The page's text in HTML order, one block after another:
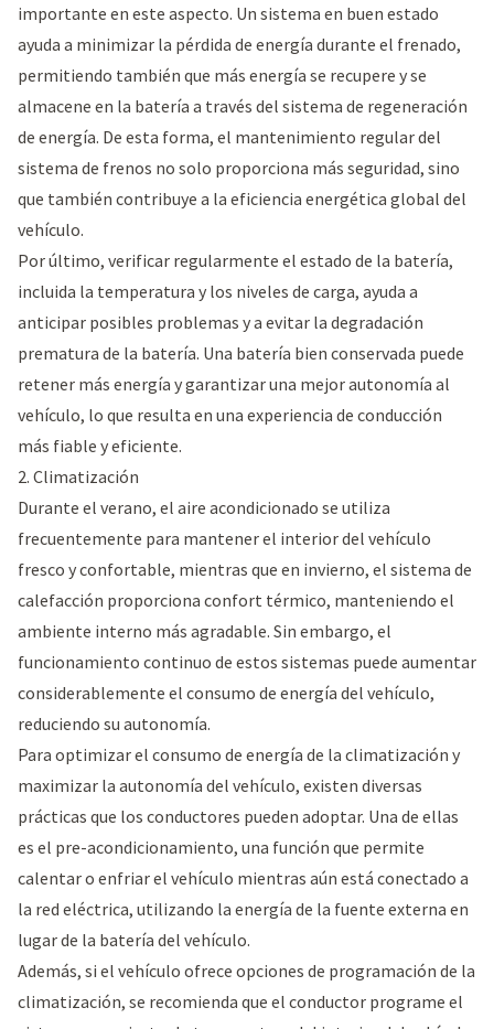
importante en este aspecto. Un sistema en buen estado
ayuda a minimizar la pérdida de energía durante el frenado,
permitiendo también que más energía se recupere y se
almacene en la batería a través del sistema de regeneración
de energía. De esta forma, el mantenimiento regular del
sistema de frenos no solo proporciona más seguridad, sino
que también contribuye a la eficiencia energética global del
vehículo.
Por último, verificar regularmente el estado de la batería,
incluida la temperatura y los niveles de carga, ayuda a
anticipar posibles problemas y a evitar la degradación
prematura de la batería. Una batería bien conservada puede
retener más energía y garantizar una mejor autonomía al
vehículo, lo que resulta en una experiencia de conducción
más fiable y eficiente.
2. Climatización
Durante el verano, el aire acondicionado se utiliza
frecuentemente para mantener el interior del vehículo
fresco y confortable, mientras que en invierno, el sistema de
calefacción proporciona confort térmico, manteniendo el
ambiente interno más agradable. Sin embargo, el
funcionamiento continuo de estos sistemas puede aumentar
considerablemente el consumo de energía del vehículo,
reduciendo su autonomía.
Para optimizar el consumo de energía de la climatización y
maximizar la autonomía del vehículo, existen diversas
prácticas que los conductores pueden adoptar. Una de ellas
es el pre-acondicionamiento, una función que permite
calentar o enfriar el vehículo mientras aún está conectado a
la red eléctrica, utilizando la energía de la fuente externa en
lugar de la batería del vehículo.
Además, si el vehículo ofrece opciones de programación de la
climatización, se recomienda que el conductor programe el